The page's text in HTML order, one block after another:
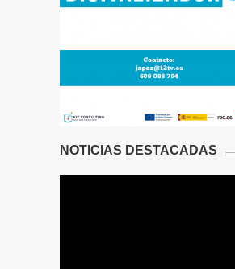
NOTICIAS DESTACADAS